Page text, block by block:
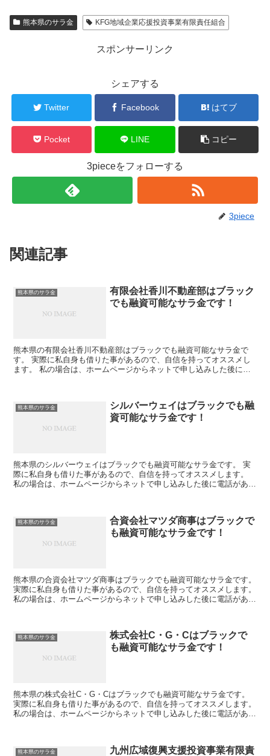
熊本県のサラ金 KFG地域企業応援投資事業有限責任組合
スポンサーリンク
シェアする
Twitter Facebook はてブ
Pocket LINE コピー
3pieceをフォローする
3piece
関連記事
熊本県のサラ金
有限会社香川不動産部はブラック
でも融資可能なサラ金です！
熊本県の有限会社香川不動産部はブラックでも融資可能なサラ金で
す。 実際に私自身も借りた事があるので、自信を持ってオススメし
ます。 私の場合は、ホームページからネットで申し込みした後に電
熊本県のサラ金
シルバーウェイはブラックでも融
資可能なサラ金です！
熊本県のシルバーウェイはブラックでも融資可能なサラ金です。 実
際に私自身も借りた事があるので、自信を持ってオススメします。
私の場合は、ホームページからネットで申し込みした後に電話があ
熊本県のサラ金
合資会社マツダ商事はブラックで
も融資可能なサラ金です！
熊本県の合資会社マツダ商事はブラックでも融資可能なサラ金です。
実際に私自身も借りた事があるので、自信を持ってオススメします。
私の場合は、ホームページからネットで申し込みした後に電話があ
熊本県のサラ金
株式会社C・G・Cはブラックで
も融資可能なサラ金です！
熊本県の株式会社C・G・Cはブラックでも融資可能なサラ金です。
実際に私自身も借りた事があるので、自信を持ってオススメします。
私の場合は、ホームページからネットで申し込みした後に電話があ
熊本県のサラ金
九州広域復興支援投資事業有限責